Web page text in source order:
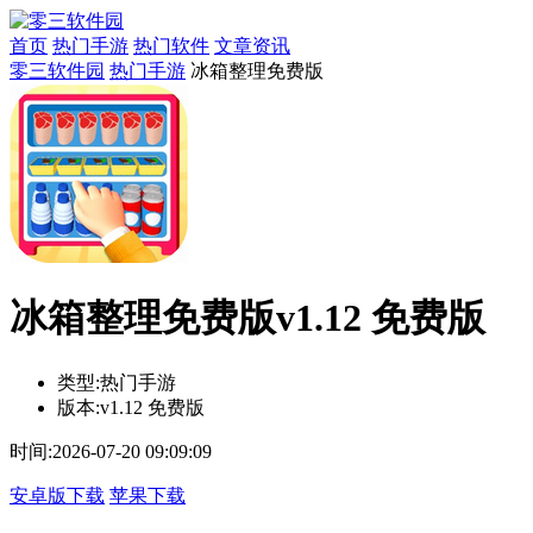
首页 热门手游 热门软件 文章资讯
零三软件园 热门手游 冰箱整理免费版
冰箱整理免费版v1.12 免费版
类型:热门手游
版本:v1.12 免费版
时间:2026-07-20 09:09:09
安卓版下载 苹果下载